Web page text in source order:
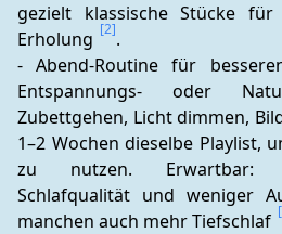
gezielt klassische Stücke für
Erholung [2].
- Abend-Routine für
Entspannungs- oder
Zubettgehen, Licht dimmen,
1–2 Wochen dieselbe Playlist,
zu nutzen. Erwartbar:
Schlafqualität und weniger
manchen auch mehr Tiefschlaf